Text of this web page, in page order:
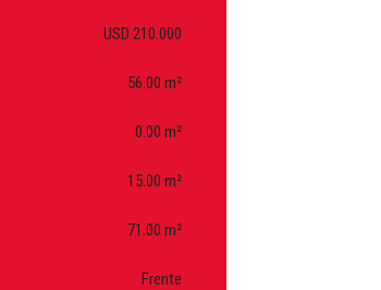
USD 210.000
56.00 m²
0.00 m²
15.00 m²
71.00 m²
Frente